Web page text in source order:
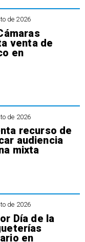
de 2026
venta de
en
de 2026
recurso de
audiencia
mixta
de 2026
Día de la
en